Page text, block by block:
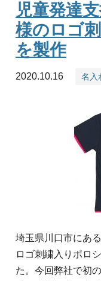
児童発達
様のロゴ
を製作
2020.10.16 名入
埼玉県川口市にあ
ロゴ刺繍入りポロ
た。今回弊社で初